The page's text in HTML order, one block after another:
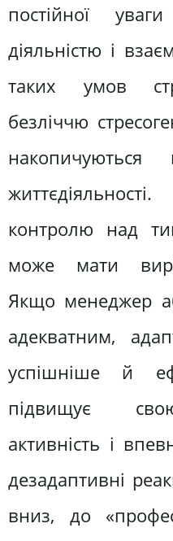
постійної
діяльністю і
таких умов
безліччю
контролю над
може мати
Якщо менеджер
адекватним,
успішніше й
підвищує
активність і
дезадаптивні
вниз, до